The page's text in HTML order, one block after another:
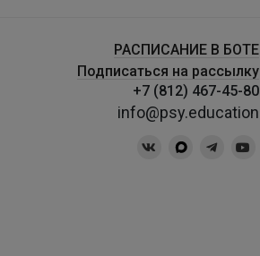
РАСПИСАНИЕ В БОТЕ
Подписаться на рассылку
+7 (812) 467-45-80
info@psy.education